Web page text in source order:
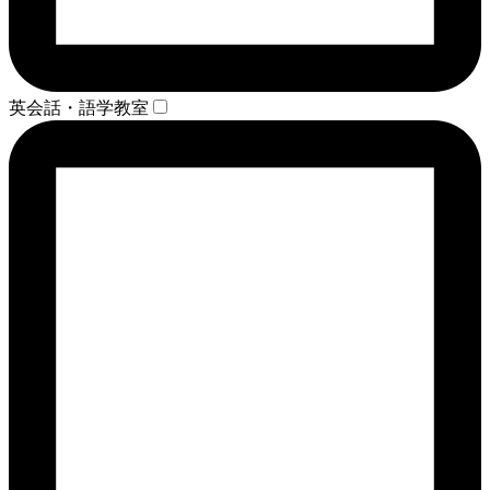
英会話・語学教室